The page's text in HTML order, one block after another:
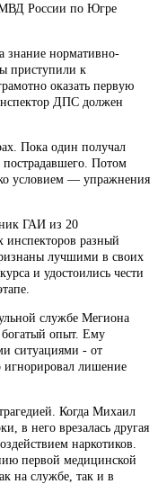
России по Югре
знание нормативно-
приступили к
оказать первую
ДПС должен
Пока один получал
пострадавшего. Потом
условием — упражнения
ГАИ из 20
разный
лучшими в своих
и удостоились чести
службе Мегиона
богатый опыт. Ему
ситуациями - от
игнорировал лишение
Когда Михаил
в него врезалась другая
наркотиков.
первой медицинской
на службе, так и в